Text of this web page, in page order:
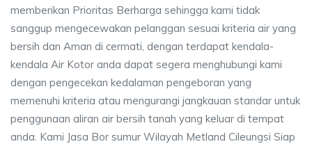
memberikan Prioritas Berharga sehingga kami tidak
sanggup mengecewakan pelanggan sesuai kriteria air yang
bersih dan Aman di cermati, dengan terdapat kendala-
kendala Air Kotor anda dapat segera menghubungi kami
dengan pengecekan kedalaman pengeboran yang
memenuhi kriteria atau mengurangi jangkauan standar untuk
penggunaan aliran air bersih tanah yang keluar di tempat
anda. Kami Jasa Bor sumur Wilayah Metland Cileungsi Siap